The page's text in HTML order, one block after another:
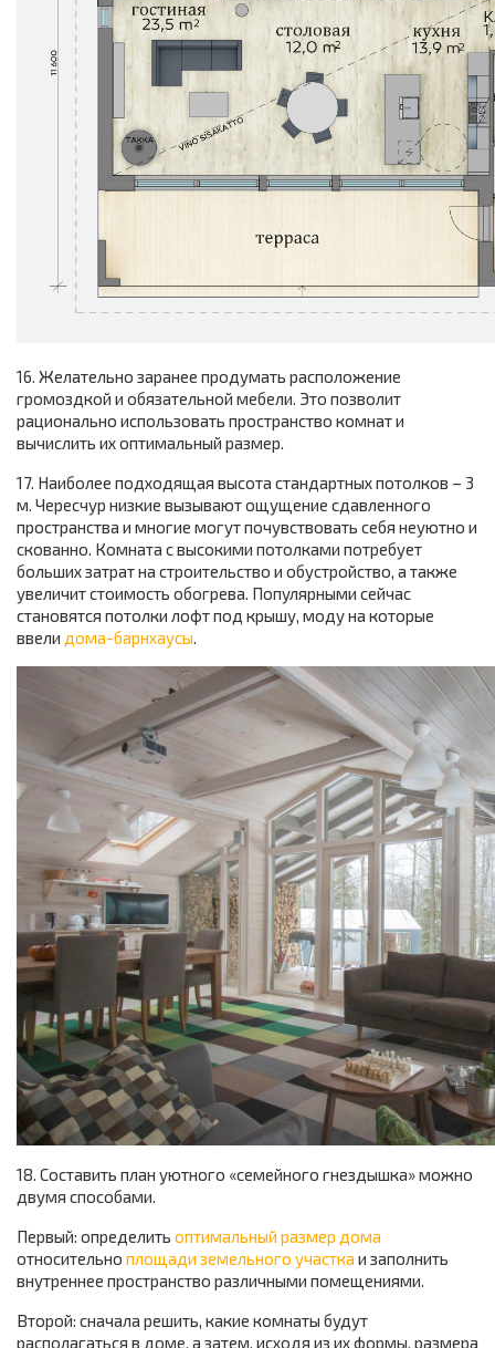
16. Желательно заранее продумать расположение
громоздкой и обязательной мебели. Это позволит
рационально использовать пространство комнат и
вычислить их оптимальный размер.
17. Наиболее подходящая высота стандартных потолков – 3
м. Чересчур низкие вызывают ощущение сдавленного
пространства и многие могут почувствовать себя неуютно и
скованно. Комната с высокими потолками потребует
больших затрат на строительство и обустройство, а также
увеличит стоимость обогрева. Популярными сейчас
становятся потолки лофт под крышу, моду на которые
ввели дома-барнхаусы
18. Составить план уютного «семейного гнездышка» можно
двумя способами.
Первый: определить оптимальный размер дома
относительно площади земельного участка и заполнить
внутреннее пространство различными помещениями.
Второй: сначала решить, какие комнаты будут
располагаться в доме, а затем, исходя из их формы, размера